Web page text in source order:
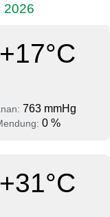
2026
+17°C
763 mmHg
0 %
+31°C